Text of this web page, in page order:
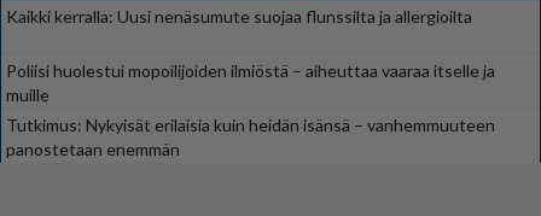
Kaikki kerralla: Uusi nenäsumute suojaa flunssilta ja allergioilta
Poliisi huolestui mopoilijoiden ilmiöstä – aiheuttaa vaaraa itselle ja
muille
Tutkimus: Nykyisät erilaisia kuin heidän isänsä – vanhemmuuteen
panostetaan enemmän